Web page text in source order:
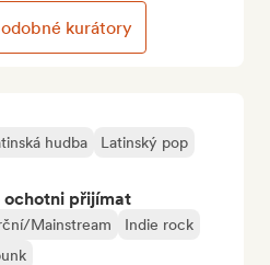
hudba
Latinský pop
ochotni přijímat
Mainstream
Indie rock
kurátory